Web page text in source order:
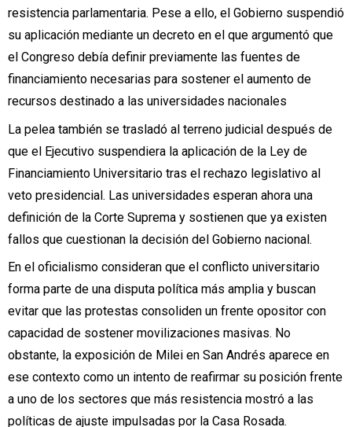
resistencia parlamentaria. Pese a ello, el Gobierno suspendió
su aplicación mediante un decreto en el que argumentó que
el Congreso debía definir previamente las fuentes de
financiamiento necesarias para sostener el aumento de
recursos destinado a las universidades nacionales
La pelea también se trasladó al terreno judicial después de
que el Ejecutivo suspendiera la aplicación de la Ley de
Financiamiento Universitario tras el rechazo legislativo al
veto presidencial. Las universidades esperan ahora una
definición de la Corte Suprema y sostienen que ya existen
fallos que cuestionan la decisión del Gobierno nacional.
En el oficialismo consideran que el conflicto universitario
forma parte de una disputa política más amplia y buscan
evitar que las protestas consoliden un frente opositor con
capacidad de sostener movilizaciones masivas. No
obstante, la exposición de Milei en San Andrés aparece en
ese contexto como un intento de reafirmar su posición frente
a uno de los sectores que más resistencia mostró a las
políticas de ajuste impulsadas por la Casa Rosada.